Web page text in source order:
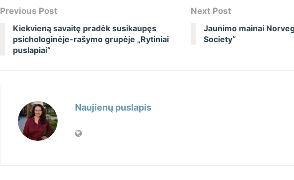
Previous Post
Kiekvieną savaitę pradėk susikaupęs
psichologinėje-rašymo grupėje „Rytiniai
puslapiai“
Next Post
Jaunimo mainai
Society“
Naujienų puslapis